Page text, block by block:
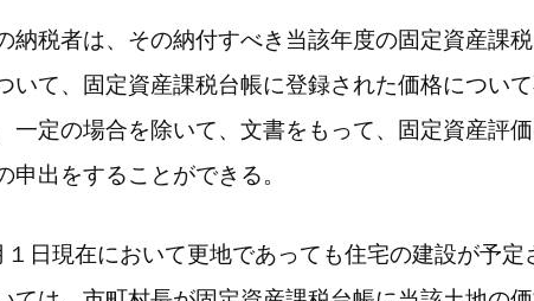
納税者は、その納付すべき当該年度の固定資産課
いて、固定資産課税台帳に登録された価格につい
一定の場合を除いて、文書をもって、固定資産評
申出をすることができる。
日現在において更地であっても住宅の建設が予定